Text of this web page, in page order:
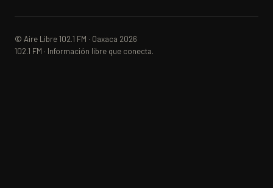
© Aire Libre 102.1 FM · Oaxaca 2026
102.1 FM · Información libre que conecta.